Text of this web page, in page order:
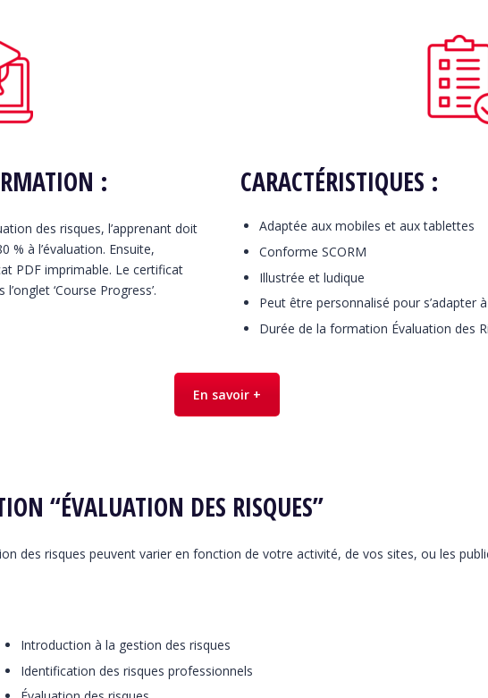
:
des risques, l’apprenant doit
% à l’évaluation. Ensuite,
PDF imprimable. Le certificat
‘Course Progress’.
CARACTÉRISTIQUES :
Adaptée aux mobiles et aux tablettes
Conforme SCORM
Illustrée et ludique
Peut être personnalisé pour s’adapter
Durée de la formation Évaluation des
En savoir +
“ÉVALUATION DES RISQUES”
des risques peuvent varier en fonction de votre activité, de vos sites, ou les
Introduction à la gestion des risques
Identification des risques professionnels